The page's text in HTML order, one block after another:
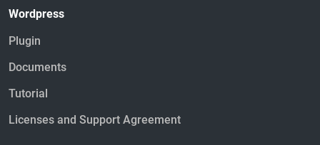
Wordpress
Plugin
Documents
Tutorial
Licenses and Support Agreement